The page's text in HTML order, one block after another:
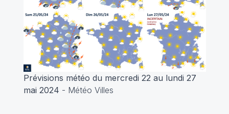
Prévisions météo du mercredi 22 au lundi 27
mai 2024 - Météo Villes